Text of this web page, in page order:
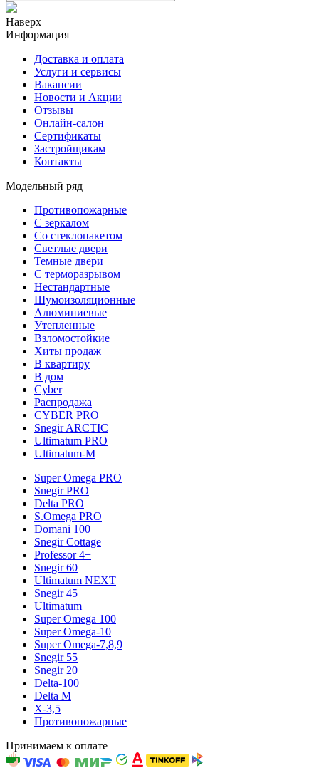
Наверх
Информация
Доставка и оплата
Услуги и сервисы
Вакансии
Новости и Акции
Отзывы
Онлайн-салон
Сертификаты
Застройщикам
Контакты
Модельный ряд
Противопожарные
С зеркалом
Со стеклопакетом
Светлые двери
Темные двери
С терморазрывом
Нестандартные
Шумоизоляционные
Алюминиевые
Утепленные
Взломостойкие
Хиты продаж
В квартиру
В дом
Cyber
Распродажа
CYBER PRO
Snegir ARCTIC
Ultimatum PRO
Ultimatum-M
Super Omega PRO
Snegir PRO
Delta PRO
S.Omega PRO
Domani 100
Snegir Cottage
Professor 4+
Snegir 60
Ultimatum NEXT
Snegir 45
Ultimatum
Super Omega 100
Super Omega-10
Super Omega-7,8,9
Snegir 55
Snegir 20
Delta-100
Delta M
X-3,5
Противопожарные
Принимаем к оплате